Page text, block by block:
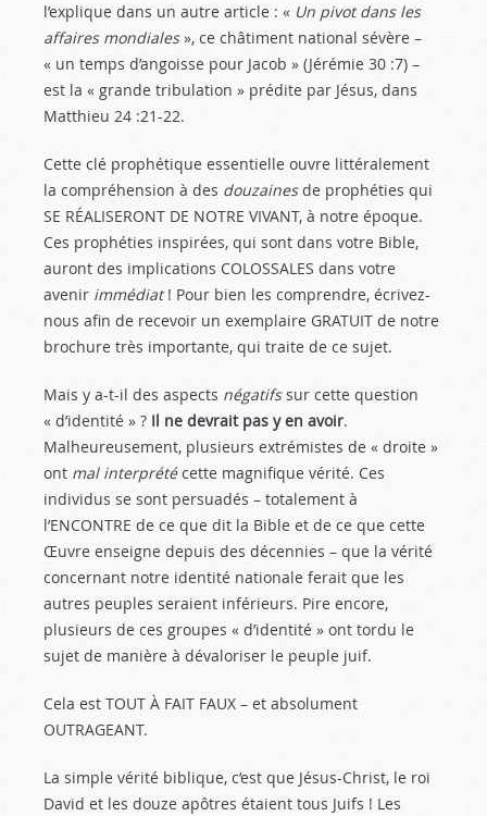
l’explique dans un autre article : « Un pivot dans les
affaires mondiales», ce châtiment national sévère –
« un temps d’angoisse pour Jacob » (Jérémie 30 :7) –
est la « grande tribulation » prédite par Jésus, dans
Matthieu 24 :21-22.
Cette clé prophétique essentielle ouvre littéralement
la compréhension à des douzainesde prophéties qui
SE RÉALISERONT DE NOTRE VIVANT, à notre époque.
Ces prophéties inspirées, qui sont dans votre Bible,
auront des implications COLOSSALES dans votre
avenir immédiat! Pour bien les comprendre, écrivez-
nous afin de recevoir un exemplaire GRATUIT de notre
brochure très importante, qui traite de ce sujet.
Mais y a-t-il des aspects négatifssur cette question
« d’identité » ? Il ne devrait pas y en avoir.
Malheureusement, plusieurs extrémistes de « droite »
ont mal interprétécette magnifique vérité. Ces
individus se sont persuadés – totalement à
l’ENCONTRE de ce que dit la Bible et de ce que cette
Œuvre enseigne depuis des décennies – que la vérité
concernant notre identité nationale ferait que les
autres peuples seraient inférieurs. Pire encore,
plusieurs de ces groupes « d’identité » ont tordu le
sujet de manière à dévaloriser le peuple juif.
Cela est TOUT À FAIT FAUX – et absolument
OUTRAGEANT.
La simple vérité biblique, c’est que Jésus-Christ, le roi
David et les douze apôtres étaient tous Juifs ! Les